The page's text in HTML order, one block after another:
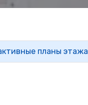
планы этажа